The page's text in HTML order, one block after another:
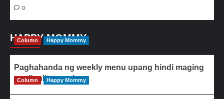
0
HAPPY MOMMY
Column Happy Mommy
Paghahanda ng weekly menu upang hindi maging
paulit-ulit ang ulam
Column Happy Mommy